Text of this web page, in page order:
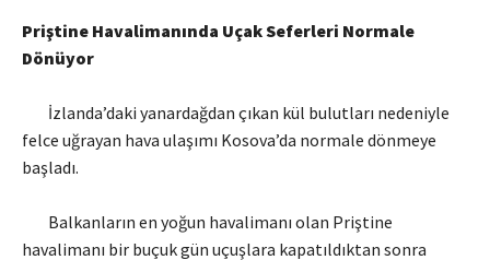
Priştine Havalimanında Uçak Seferleri Normale
Dönüyor
İzlanda’daki yanardağdan çıkan kül bulutları nedeniyle
felce uğrayan hava ulaşımı Kosova’da normale dönmeye
başladı.
Balkanların en yoğun havalimanı olan Priştine
havalimanı bir buçuk gün uçuşlara kapatıldıktan sonra